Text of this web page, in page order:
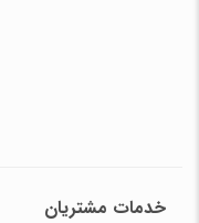
خدمات مشتریان